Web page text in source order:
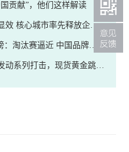
贡献”，他们这样解读
稳楼市政策托底显效 核心城市率先释放企稳信号
车市“期中考”揭榜：淘汰赛逼近 中国品牌市占率已超百分之七十
美军突然对伊朗发动系列打击，现货黄金跳水失守4100美元，油价暴涨